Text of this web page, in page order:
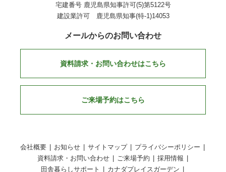
宅建番号 鹿児島県知事許可(5)第5122号
建設業許可 鹿児島県知事(特-1)14053
メールからのお問い合わせ
資料請求・お問い合わせはこちら
ご来場予約はこちら
会社概要 お知らせ サイトマップ
プライバシーポリシー
資料請求・お問い合わせ
ご来場予約
採用情報
田舎暮らしサポート
カナダプレイスガーデン